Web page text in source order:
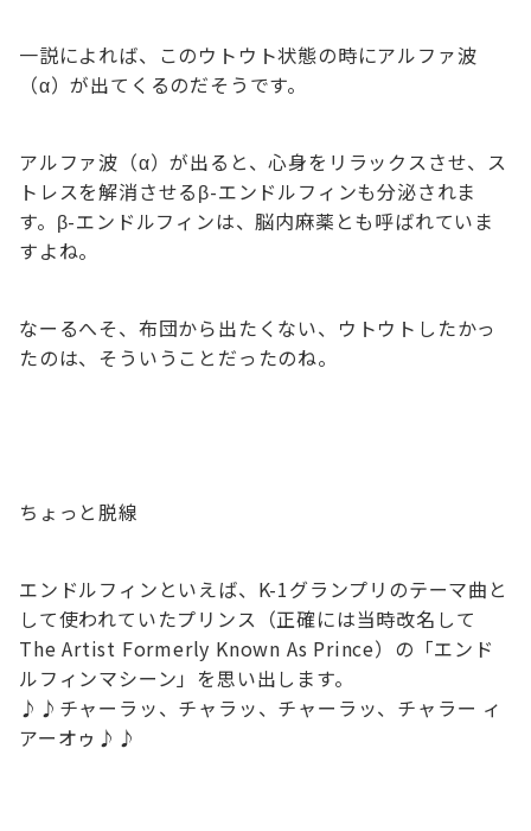
一説によれば、このウトウト状態の時にアルファ波
（α）が出てくるのだそうです。
アルファ波（α）が出ると、心身をリラックスさせ、ス
トレスを解消させるβ-エンドルフィンも分泌されま
す。β-エンドルフィンは、脳内麻薬とも呼ばれていま
すよね。
なーるへそ、布団から出たくない、ウトウトしたかっ
たのは、そういうことだったのね。
ちょっと脱線
エンドルフィンといえば、K-1グランプリのテーマ曲と
して使われていたプリンス（正確には当時改名して
The Artist Formerly Known As Prince）の「エンド
ルフィンマシーン」を思い出します。
♪♪チャーラッ、チャラッ、チャーラッ、チャラー ィ
アーオゥ♪♪